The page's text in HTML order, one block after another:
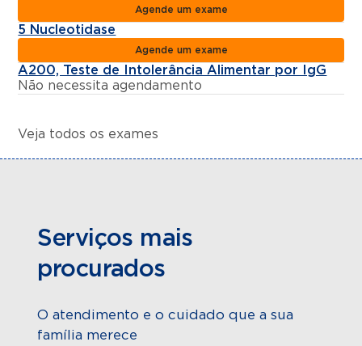
Agende um exame
5 Nucleotidase
Agende um exame
A200, Teste de Intolerância Alimentar por IgG
Não necessita agendamento
Veja todos os exames
Serviços mais
procurados
O atendimento e o cuidado que a sua
família merece